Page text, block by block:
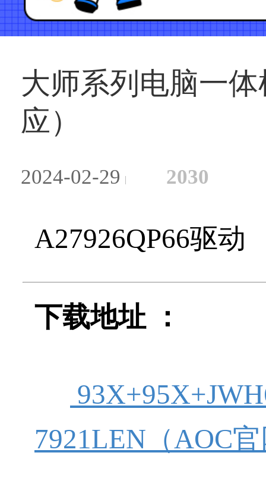
大师系列电脑一体
应）
2024-02-29 2030
A27926QP66驱动
下载地址 ：
7921LEN（AOC